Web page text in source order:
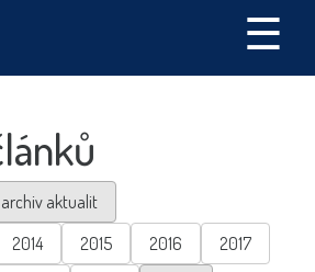
☰
archiv aktualit
2014 2015 2016
2017